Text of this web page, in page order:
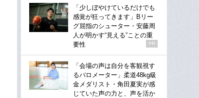
「少しぼやけているだけでも
感覚が狂ってきます」Bリー
グ屈指のシューター・安藤周
人が明かす“見える”ことの重
要性
PR
「会場の声は自分を客観視す
るバロメーター」柔道48kg級
金メダリスト・角田夏実が感
じていた声の力と、声を活か